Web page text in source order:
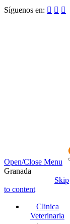
Síguenos en:   
Open/Close Menu
Granada
Skip
to content
Clinica
Veterinaria